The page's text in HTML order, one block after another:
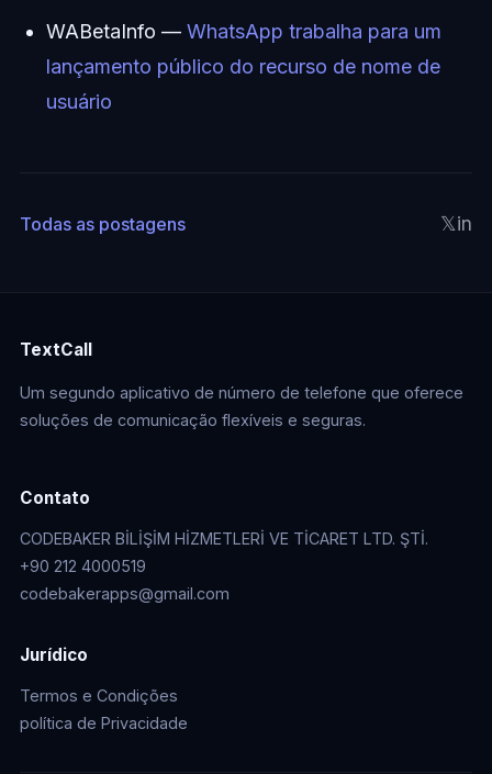
WABetaInfo — WhatsApp trabalha para um
lançamento público do recurso de nome de
usuário
Todas as postagens 𝕏in
TextCall
Um segundo aplicativo de número de telefone que oferece
soluções de comunicação flexíveis e seguras.
Contato
CODEBAKER BİLİŞİM HİZMETLERİ VE TİCARET LTD. ŞTİ.
+90 212 4000519
codebakerapps@gmail.com
Jurídico
Termos e Condições
política de Privacidade